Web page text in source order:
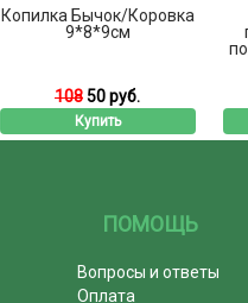
Копилка Бычок/Коровка
9*8*9см
10850 руб.
Купить
ПОМОЩЬ
Вопросы и ответы
Оплата